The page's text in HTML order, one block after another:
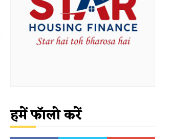
हमें फॉलो करें